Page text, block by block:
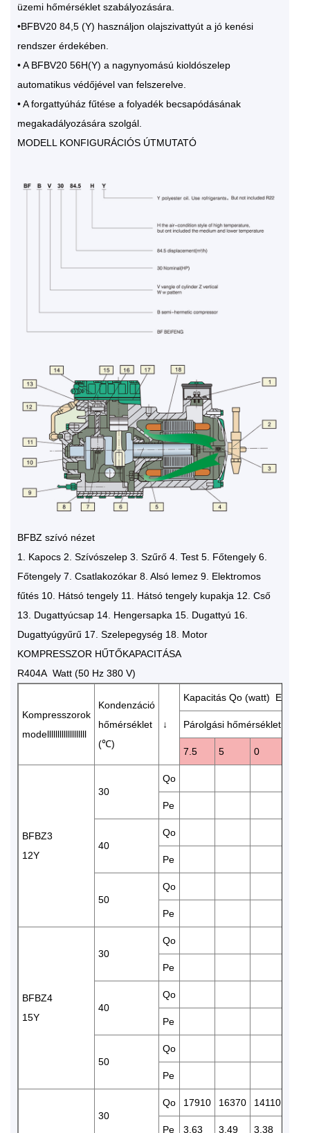
üzemi hőmérséklet szabályozására.
•BFBV20 84,5 (Y) használjon olajszivattyút a jó kenési
rendszer érdekében.
• A BFBV20 56H(Y) a nagynyomású kioldószelep
automatikus védőjével van felszerelve.
• A forgattyúház fűtése a folyadék becsapódásának
megakadályozására szolgál.
MODELL KONFIGURÁCIÓS ÚTMUTATÓ
BFBZ szívó nézet
1. Kapocs 2. Szívószelep 3. Szűrő 4. Test 5. Főtengely 6.
Főtengely 7. Csatlakozókar 8. Alsó lemez 9. Elektromos
fűtés 10. Hátsó tengely 11. Hátsó tengely kupakja 12. Cső
13. Dugattyúcsap 14. Hengersapka 15. Dugattyú 16.
Dugattyúgyűrű 17. Szelepegység 18. Motor
KOMPRESSZOR HŰTŐKAPACITÁSA
R404A Watt (50 Hz 380 V)
Kompresszorok
modelllllllllllllllllll
Kondenzáció
hőmérséklet
(℃)
↓
Kapacitás Qo (watt)
Párolgási hőmérséklet (℃)
7.5 5 0
BFBZ3
12Y
30
Qo
Pe
40
Qo
Pe
50
Qo
Pe
BFBZ4
15Y
30
Qo
Pe
40
Qo
Pe
50
Qo
Pe
30
Qo 17910 16370 14110
Pe 3.63 3.49 3.38